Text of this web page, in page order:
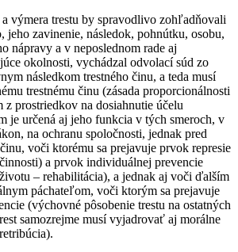
výmera trestu by spravodlivo zohľadňovali
jeho zavinenie, následok, pohnútku, osobu,
nápravy a v neposlednom rade aj
okolnosti, vychádzal odvolací súd zo
následkom trestného činu, a teda musí
trestnému činu (zásada proporcionálnosti
z prostriedkov na dosiahnutie účelu
je určená aj jeho funkcia v tých smeroch, v
na ochranu spoločnosti, jednak pred
voči ktorému sa prejavuje prvok represie
a prvok individuálnej prevencie
– rehabilitácia), a jednak aj voči ďalším
páchateľom, voči ktorým sa prejavuje
(výchovné pôsobenie trestu na ostatných
samozrejme musí vyjadrovať aj morálne